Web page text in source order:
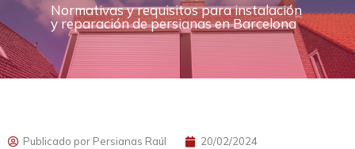
Normativas y requisitos para instalación
y reparación de persianas en Barcelona
Publicado por Persianas Raúl 20/02/2024